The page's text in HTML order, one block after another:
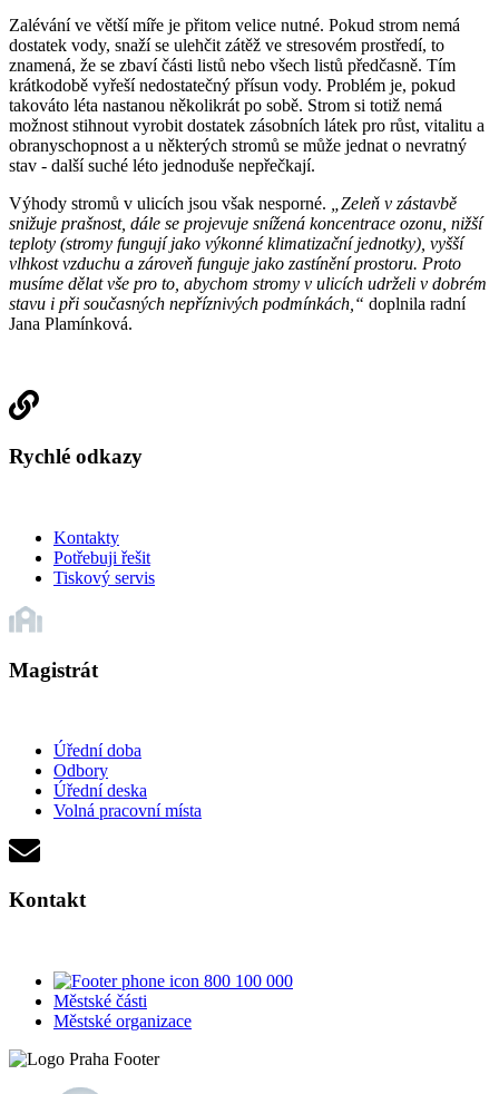
Zalévání ve větší míře je přitom velice nutné. Pokud strom nemá
dostatek vody, snaží se ulehčit zátěž ve stresovém prostředí, to
znamená, že se zbaví části listů nebo všech listů předčasně. Tím
krátkodobě vyřeší nedostatečný přísun vody. Problém je, pokud
takováto léta nastanou několikrát po sobě. Strom si totiž nemá
možnost stihnout vyrobit dostatek zásobních látek pro růst, vitalitu a
obranyschopnost a u některých stromů se může jednat o nevratný
stav - další suché léto jednoduše nepřečkají.
Výhody stromů v ulicích jsou však nesporné.
„Zeleň v zástavbě
snižuje prašnost, dále se projevuje snížená koncentrace ozonu, nižší
teploty (stromy fungují jako výkonné klimatizační jednotky), vyšší
vlhkost vzduchu a zároveň funguje jako zastínění prostoru. Proto
musíme dělat vše pro to, abychom stromy v ulicích udrželi v dobrém
stavu i při současných nepříznivých podmínkách,“ doplnila radní
Jana Plamínková.
Rychlé odkazy
Kontakty
Potřebuji řešit
Tiskový servis
Magistrát
Úřední doba
Odbory
Úřední deska
Volná pracovní místa
Kontakt
800 100 000
Městské části
Městské organizace